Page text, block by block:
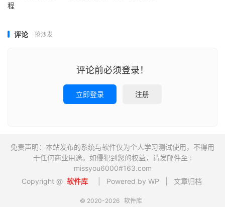
程
评论 抢沙发
评论前必须登录！
立即登录 注册
免责声明：本站发布的系统与软件仅为个人学习测试使用，不得用
于任何商业用途。如侵犯到您的权益，请发邮件至 :
missyou6000#163.com
Copyright @ 软件库 | Powered by WP | 文章归档
© 2020-2026 软件库